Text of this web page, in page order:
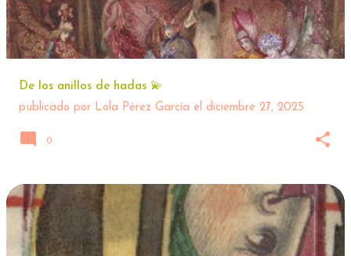
De los anillos de hadas 💫
publicado por Lola Pérez García el diciembre 27, 2025
0